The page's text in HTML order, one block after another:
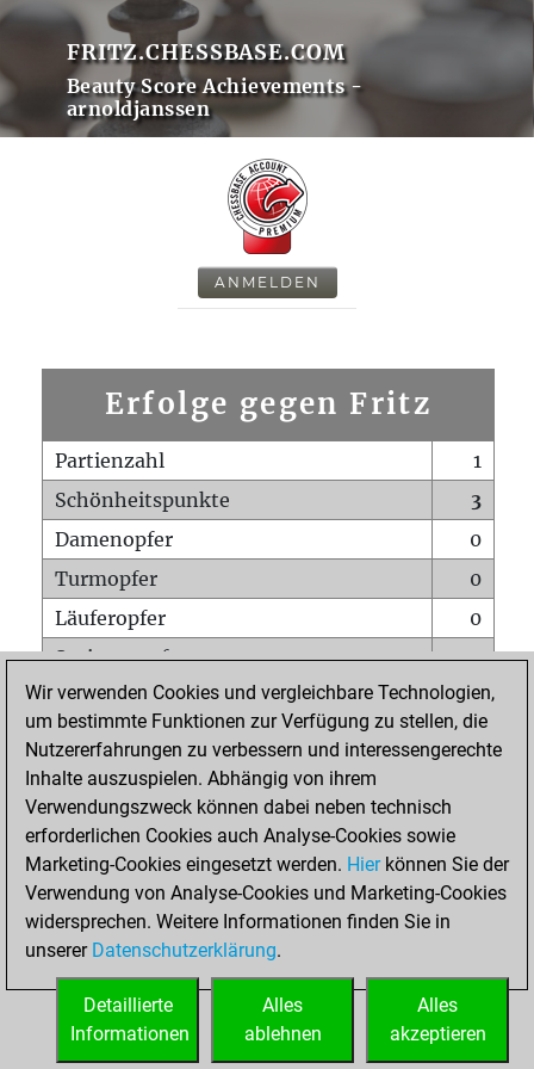
FRITZ.CHESSBASE.COM
Beauty Score Achievements -
arnoldjanssen
ANMELDEN
Erfolge gegen Fritz
Partienzahl
1
Schönheitspunkte
3
Damenopfer
0
Turmopfer
0
Läuferopfer
0
Springeropfer
0
Bauernopfer
0
Matt auf vollem Brett
0
Bauer setzt Matt
Erstickte Matts
Unterverwandlungen
0
Türme auf der siebten
0
STARTSEITE
Wir verwenden Cookies und vergleichbare Technologien,
um bestimmte Funktionen zur Verfügung zu stellen, die
Nutzererfahrungen zu verbessern und interessengerechte
Inhalte auszuspielen. Abhängig von ihrem
Verwendungszweck können dabei neben technisch
erforderlichen Cookies auch Analyse-Cookies sowie
Marketing-Cookies eingesetzt werden. Hierkönnen Sie der
Verwendung von Analyse-Cookies und Marketing-Cookies
widersprechen. Weitere Informationen finden Sie in
unserer Datenschutzerklärung.
Alles
akzeptieren
Alles
ablehnen
Detaillierte
Informationen